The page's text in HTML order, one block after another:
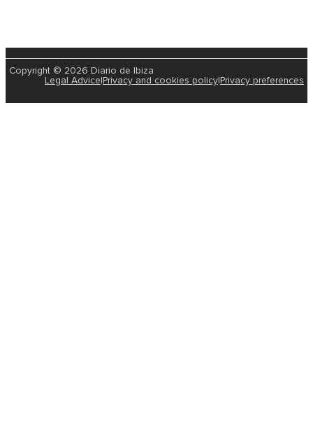
Copyright © 2026 Diario de Ibiza
Legal Advice|Privacy and cookies policy|Privacy preferences